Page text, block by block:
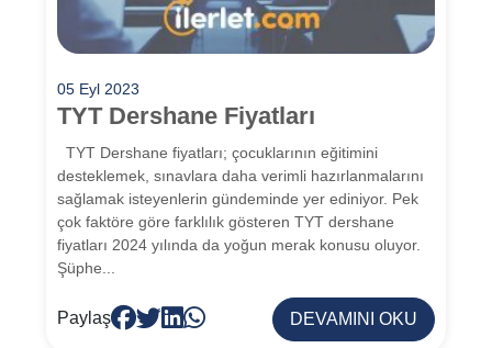
05 Eyl 2023
TYT Dershane Fiyatları
TYT Dershane fiyatları; çocuklarının eğitimini
desteklemek, sınavlara daha verimli hazırlanmalarını
sağlamak isteyenlerin gündeminde yer ediniyor. Pek
çok faktöre göre farklılık gösteren TYT dershane
fiyatları 2024 yılında da yoğun merak konusu oluyor.
Şüphe...
Paylaş DEVAMINI OKU